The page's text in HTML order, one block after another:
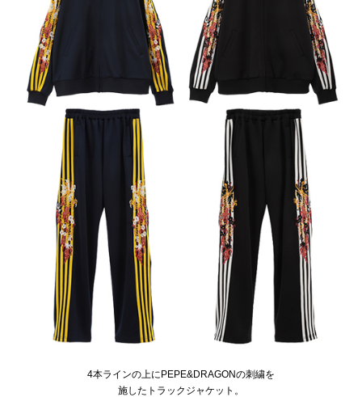
4本ラインの上にPEPE&DRAGONの刺繍を
施したトラックジャケット。